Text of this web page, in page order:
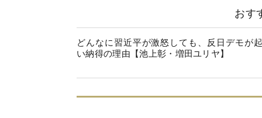
おす
どんなに習近平が激怒しても、反日デモが
い納得の理由【池上彰・増田ユリヤ】